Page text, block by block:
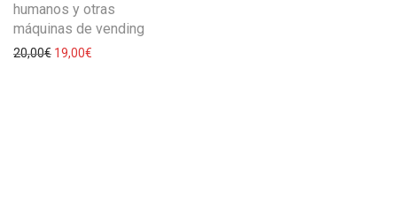
humanos y otras
máquinas de vending
20,00€ 19,00€